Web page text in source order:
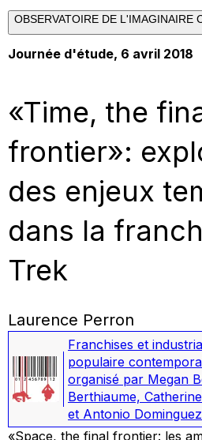
OBSERVATOIRE DE L'IMAGINAIRE
Journée d'étude, 6 avril 2018
«Time, the
frontier»:
des enjeux
dans la
Trek
Laurence Perron
Franchises et
populaire
organisé par Megan
Berthiaume,
et Antonio
«Space, the final frontier: les